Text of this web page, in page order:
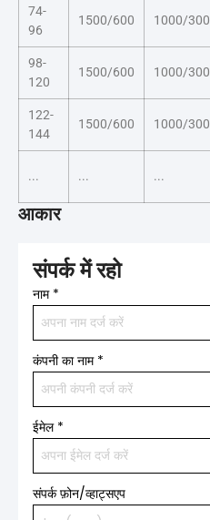
74-
96
1500/600 1000/300
98-
120
1500/600 1000/300
122-
144
1500/600 1000/300
... ... ...
आकार
संपर्क में रहो
नाम *
कंपनी का नाम *
ईमेल *
संपर्क फ़ोन/व्हाट्सएप